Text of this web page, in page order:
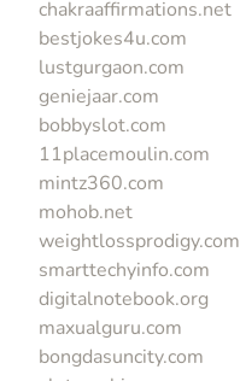
chakraaffirmations.net
bestjokes4u.com
lustgurgaon.com
geniejaar.com
bobbyslot.com
11placemoulin.com
mintz360.com
mohob.net
weightlossprodigy.com
smarttechyinfo.com
digitalnotebook.org
maxualguru.com
bongdasuncity.com